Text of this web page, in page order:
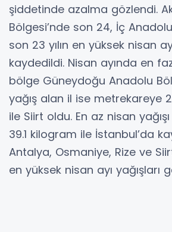
şiddetinde azalma gözlendi.
Bölgesi’nde son 24, İç
son 23 yılın en yüksek nisan
kaydedildi. Nisan ayında en
bölge Güneydoğu Anadolu
yağış alan il ise metrekareye
ile Siirt oldu. En az nisan
39.1 kilogram ile İstanbul’da
Antalya, Osmaniye, Rize ve
en yüksek nisan ayı yağışları